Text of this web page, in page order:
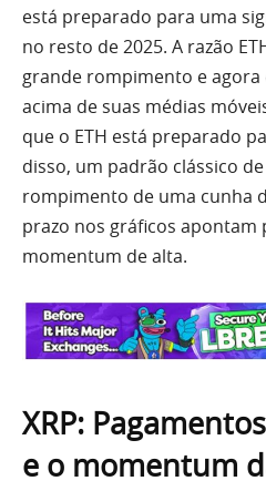
está preparado para uma
no resto de 2025. A razão
grande rompimento e agora
acima de suas médias
que o ETH está preparado
disso, um padrão clássico de
rompimento de uma cunha
prazo nos gráficos apontam
momentum de alta.
XRP:
e o momentum